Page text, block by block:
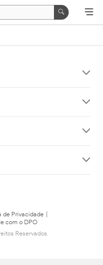
de Privacidade
com o DPO
Reservados.